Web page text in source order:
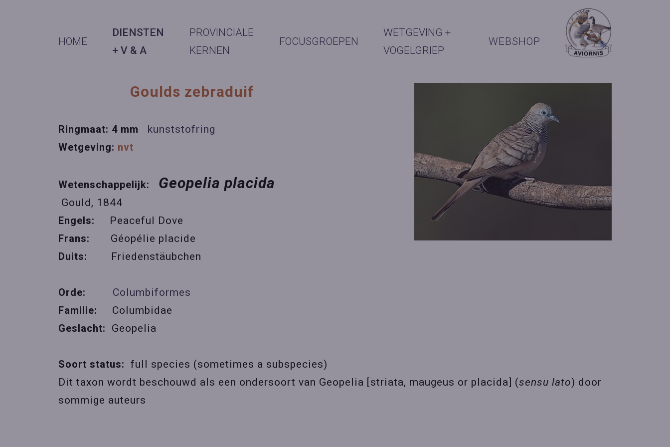
HOME
DIENSTEN
+ V & A
PROVINCIALE
KERNEN
FOCUSGROEPEN
WETGEVING +
VOGELGRIEP
WEBSHOP
Goulds zebraduif
Ringmaat: 4 mm kunststofring
Wetgeving: nvt
Wetenschappelijk: Geopelia placida
Gould, 1844
Engels: Peaceful Dove
Frans: Géopélie placide
Duits: Friedenstäubchen
Orde: Columbiformes
Familie: Columbidae
Geslacht: Geopelia
Soort status: full species (sometimes a subspecies)
Dit taxon wordt beschouwd als een ondersoort van Geopelia [striata, maugeus or placida] (sensu lato) door
sommige auteurs